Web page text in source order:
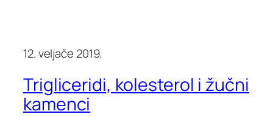
12. veljače 2019.
Trigliceridi, kolesterol i žučni
kamenci